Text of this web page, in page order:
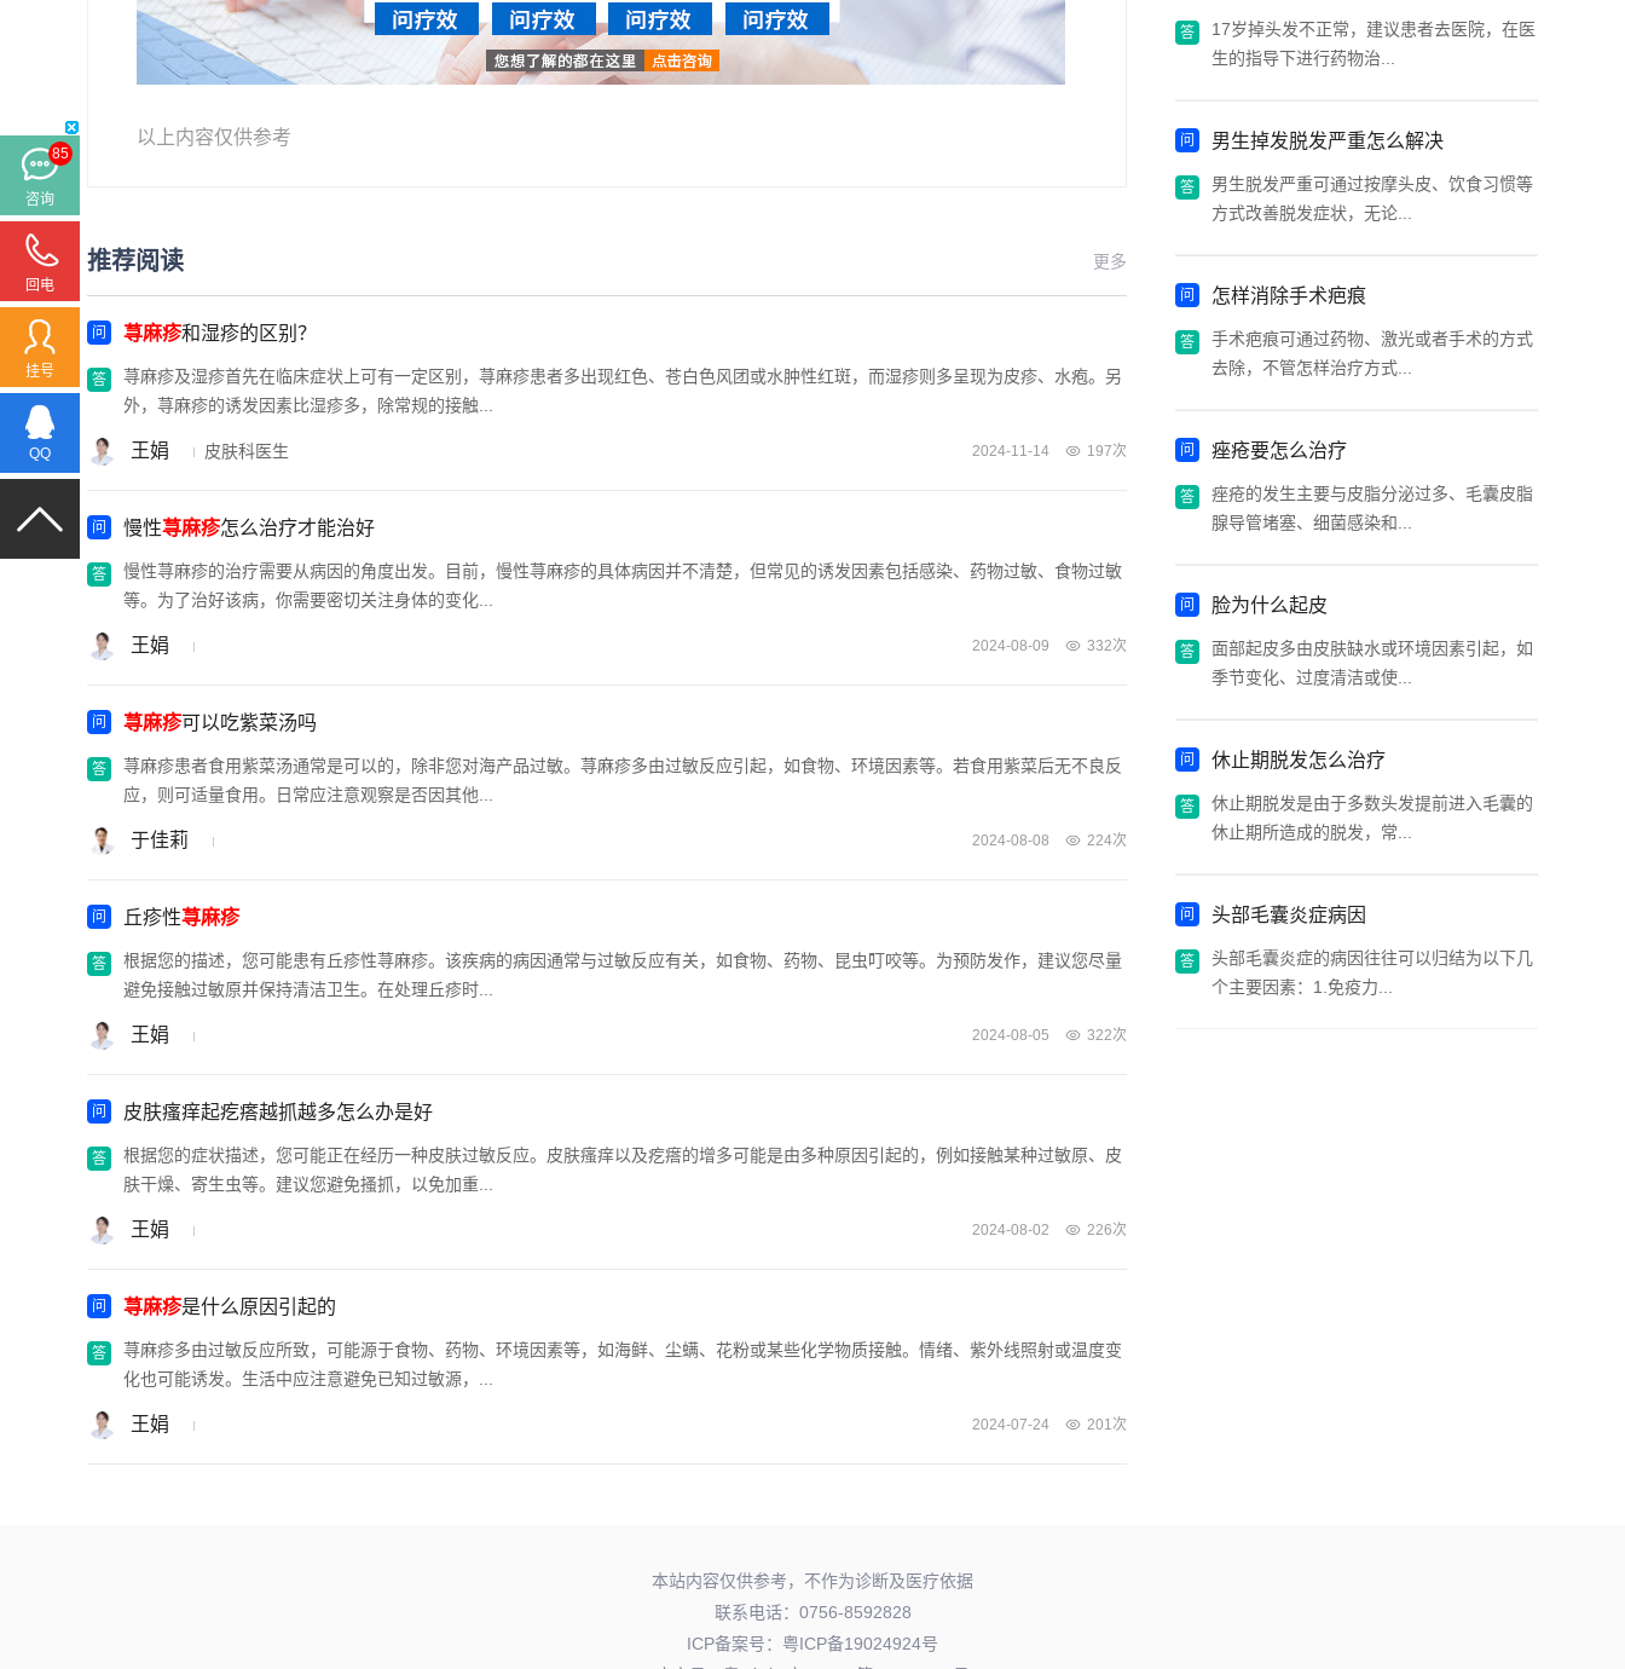
以上内容仅供参考
推荐阅读 更多
荨麻疹和湿疹的区别？
荨麻疹及湿疹首先在临床症状上可有一定区别，荨麻疹患者多出现红色、苍白色风团或水肿性红斑，而湿疹则多呈现为皮疹、水疱。另
外，荨麻疹的诱发因素比湿疹多，除常规的接触...
王娟 皮肤科医生 2024-11-14 197次
慢性荨麻疹怎么治疗才能治好
慢性荨麻疹的治疗需要从病因的角度出发。目前，慢性荨麻疹的具体病因并不清楚，但常见的诱发因素包括感染、药物过敏、食物过敏
等。为了治好该病，你需要密切关注身体的变化...
王娟 2024-08-09 332次
荨麻疹可以吃紫菜汤吗
荨麻疹患者食用紫菜汤通常是可以的，除非您对海产品过敏。荨麻疹多由过敏反应引起，如食物、环境因素等。若食用紫菜后无不良反
应，则可适量食用。日常应注意观察是否因其他...
于佳莉 2024-08-08 224次
丘疹性荨麻疹
根据您的描述，您可能患有丘疹性荨麻疹。该疾病的病因通常与过敏反应有关，如食物、药物、昆虫叮咬等。为预防发作，建议您尽量
避免接触过敏原并保持清洁卫生。在处理丘疹时...
王娟 2024-08-05 322次
皮肤瘙痒起疙瘩越抓越多怎么办是好
根据您的症状描述，您可能正在经历一种皮肤过敏反应。皮肤瘙痒以及疙瘩的增多可能是由多种原因引起的，例如接触某种过敏原、皮
肤干燥、寄生虫等。建议您避免搔抓，以免加重...
王娟 2024-08-02 226次
荨麻疹是什么原因引起的
荨麻疹多由过敏反应所致，可能源于食物、药物、环境因素等，如海鲜、尘螨、花粉或某些化学物质接触。情绪、紫外线照射或温度变
化也可能诱发。生活中应注意避免已知过敏源，...
王娟 2024-07-24 201次
17岁掉头发不正常，建议患者去医院，在医
生的指导下进行药物治...
男生掉发脱发严重怎么解决
男生脱发严重可通过按摩头皮、饮食习惯等
方式改善脱发症状，无论...
怎样消除手术疤痕
手术疤痕可通过药物、激光或者手术的方式
去除，不管怎样治疗方式...
痤疮要怎么治疗
痤疮的发生主要与皮脂分泌过多、毛囊皮脂
腺导管堵塞、细菌感染和...
脸为什么起皮
面部起皮多由皮肤缺水或环境因素引起，如
季节变化、过度清洁或使...
休止期脱发怎么治疗
休止期脱发是由于多数头发提前进入毛囊的
休止期所造成的脱发，常...
头部毛囊炎症病因
头部毛囊炎症的病因往往可以归结为以下几
个主要因素：1.免疫力...
本站内容仅供参考，不作为诊断及医疗依据
联系电话：0756-8592828
ICP备案号： 粤ICP备19024924号
85
咨询
回电
挂号
QQ